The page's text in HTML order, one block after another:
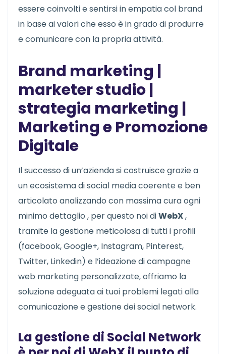
essere coinvolti e sentirsi in empatia col brand
in base ai valori che esso è in grado di produrre
e comunicare con la propria attività.
Brand marketing |
marketer studio |
strategia marketing |
Marketing e Promozione
Digitale
Il successo di un’azienda si costruisce grazie a
un ecosistema di social media coerente e ben
articolato analizzando con massima cura ogni
minimo dettaglio , per questo noi diWebX,
tramite la gestione meticolosa di tutti i profili
(facebook, Google+, Instagram, Pinterest,
Twitter, Linkedin) e l’ideazione di campagne
web marketing personalizzate, offriamo la
soluzione adeguata ai tuoi problemi legati alla
comunicazione e gestione dei social network.
La gestione di Social Network